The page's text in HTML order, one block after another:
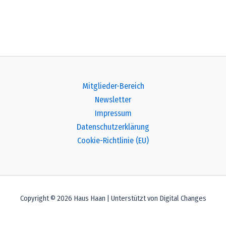
Mitglieder-Bereich
Newsletter
Impressum
Datenschutzerklärung
Cookie-Richtlinie (EU)
Copyright © 2026 Haus Haan | Unterstützt von Digital Changes